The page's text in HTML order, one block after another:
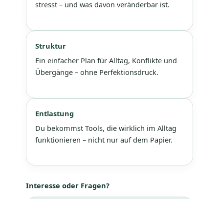
stresst – und was davon veränderbar ist.
Struktur
Ein einfacher Plan für Alltag, Konflikte und
Übergänge – ohne Perfektionsdruck.
Entlastung
Du bekommst Tools, die wirklich im Alltag
funktionieren – nicht nur auf dem Papier.
Interesse oder Fragen?